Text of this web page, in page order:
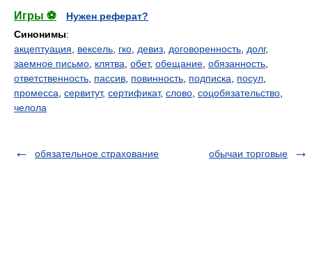
Игры ⚽
Нужен реферат?
Синонимы:
акцептуация
вексель гко девиз договоренность долг,
заемное письмо клятва обет, обещание обязанность
ответственность пассив повинность подписка посул
промесса сервитут, сертификат, слово соцобязательство
челола
обязательное страхование обычаи торговые